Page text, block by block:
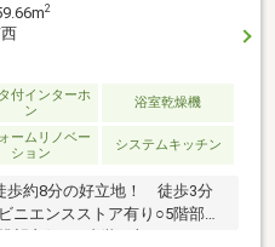
2
付インターホ
ン
浴室乾燥機
ームリノベー
ション
システムキッチン
歩約8分の好立地！ 徒歩3分
ニエンスストア有り○5階部分
望良好！○内装一部リフォー